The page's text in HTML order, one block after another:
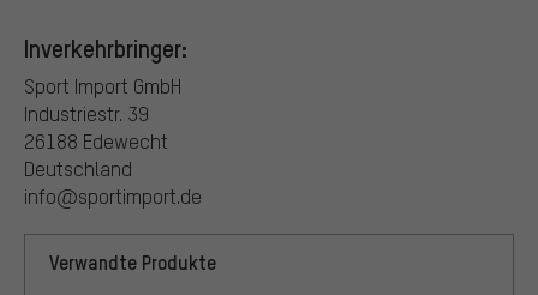
Inverkehrbringer:
Sport Import GmbH
Industriestr. 39
26188 Edewecht
Deutschland
info@sportimport.de
Verwandte Produkte